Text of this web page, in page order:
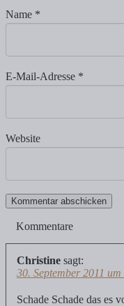
Name *
E-Mail-Adresse *
Website
Kommentare
Christine sagt:
30. September 2011
Schade Schade das es